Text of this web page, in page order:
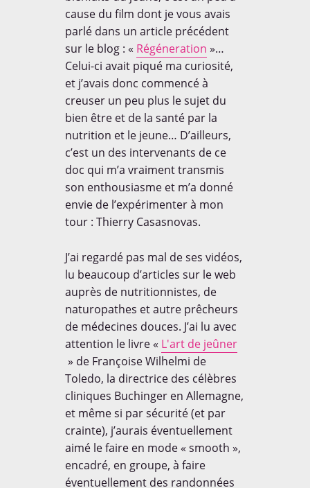
cause du film dont je vous avais
parlé dans un article précédent
sur le blog : « Régéneration »…
Celui-ci avait piqué ma curiosité,
et j’avais donc commencé à
creuser un peu plus le sujet du
bien être et de la santé par la
nutrition et le jeune… D’ailleurs,
c’est un des intervenants de ce
doc qui m’a vraiment transmis
son enthousiasme et m’a donné
envie de l’expérimenter à mon
tour : Thierry Casasnovas.
J’ai regardé pas mal de ses vidéos,
lu beaucoup d’articles sur le web
auprès de nutritionnistes, de
naturopathes et autre prêcheurs
de médecines douces. J’ai lu avec
attention le livre « L'art de jeûner
» de Françoise Wilhelmi de
Toledo, la directrice des célèbres
cliniques Buchinger en Allemagne,
et même si par sécurité (et par
crainte), j’aurais éventuellement
aimé le faire en mode « smooth »,
encadré, en groupe, à faire
éventuellement des randonnées